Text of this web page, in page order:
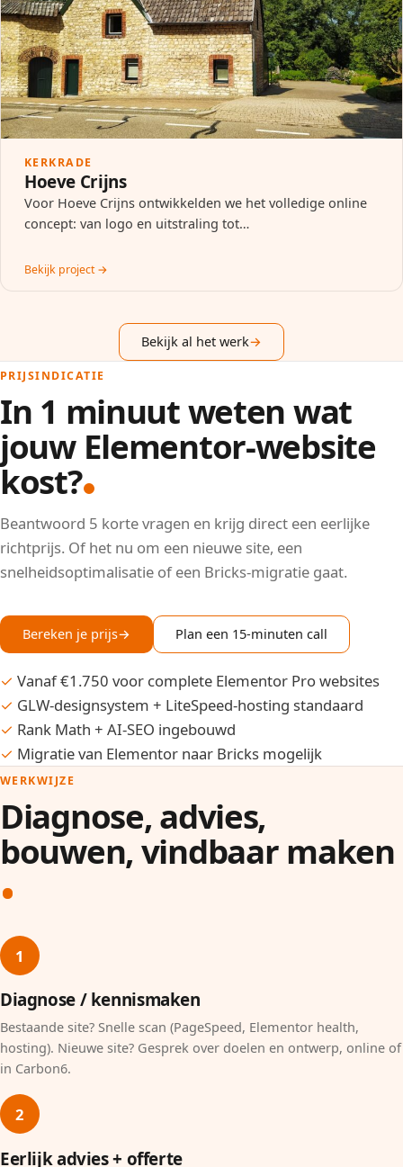
KERKRADE
Hoeve Crijns
Voor Hoeve Crijns ontwikkelden we het volledige online
concept: van logo en uitstraling tot…
Bekijk project →
Bekijk al het werk→
PRIJSINDICATIE
In 1 minuut weten wat
jouw Elementor-website
kost?
Beantwoord 5 korte vragen en krijg direct een eerlijke
richtprijs. Of het nu om een nieuwe site, een
snelheidsoptimalisatie of een Bricks-migratie gaat.
Bereken je prijs→ Plan een 15-minuten call
✓ Vanaf €1.750 voor complete Elementor Pro websites
✓ GLW-designsystem + LiteSpeed-hosting standaard
✓ Rank Math + AI-SEO ingebouwd
✓ Migratie van Elementor naar Bricks mogelijk
WERKWIJZE
Diagnose, advies,
bouwen, vindbaar maken
1
Diagnose / kennismaken
Bestaande site? Snelle scan (PageSpeed, Elementor health,
hosting). Nieuwe site? Gesprek over doelen en ontwerp, online of
in Carbon6.
2
Eerlijk advies + offerte